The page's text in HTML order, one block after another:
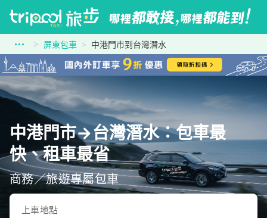
屏東包車 中港門市到台灣潛水
中港門市→台灣潛水：包車最
快、租車最省
商務／旅遊專屬包車
上車地點